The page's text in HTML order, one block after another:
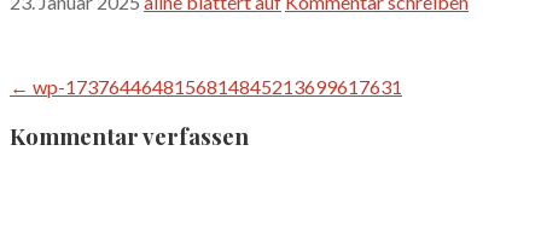
Beitragsnavigation
← wp-1737644648156814845213699617631
Kommentar verfassen